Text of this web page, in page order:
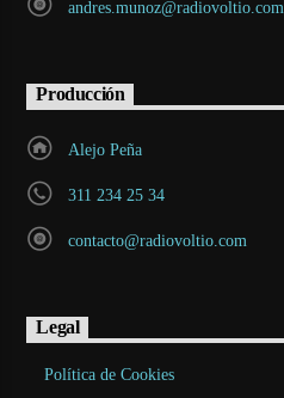
andres.munoz@radiovoltio.com
Producción
Alejo Peña
311 234 25 34
contacto@radiovoltio.com
Legal
Política de Cookies